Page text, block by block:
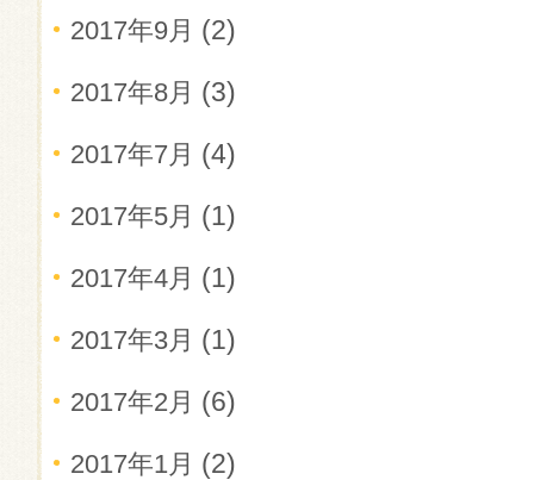
2017年9月 (2)
2017年8月 (3)
2017年7月 (4)
2017年5月 (1)
2017年4月 (1)
2017年3月 (1)
2017年2月 (6)
2017年1月 (2)